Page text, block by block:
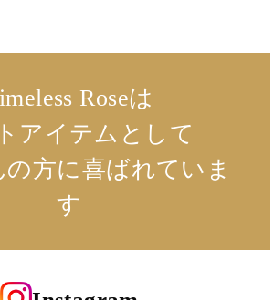
Roseは
アイテムとして
方に喜ばれていま
す